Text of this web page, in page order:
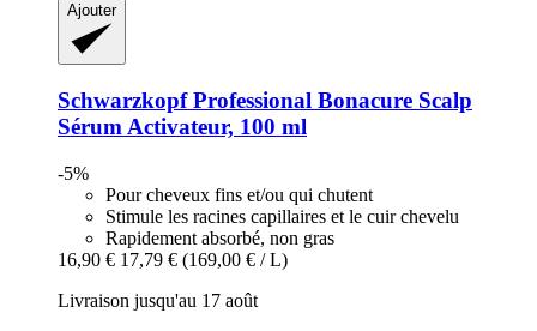
Ajouter
Schwarzkopf Professional Bonacure Scalp
Sérum Activateur, 100 ml
-5%
Pour cheveux fins et/ou qui chutent
Stimule les racines capillaires et le cuir chevelu
Rapidement absorbé, non gras
16,90 € 17,79 € (169,00 € / L)
Livraison jusqu'au 17 août